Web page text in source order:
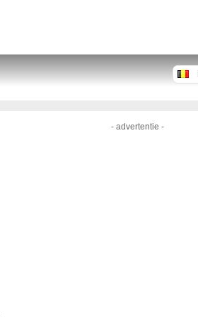
- advertentie -